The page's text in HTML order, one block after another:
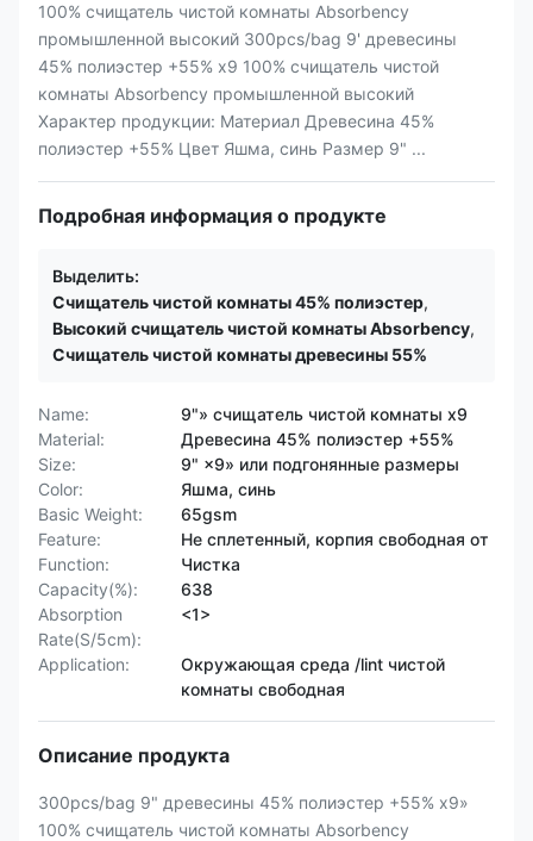
100% счищатель чистой комнаты Absorbency
промышленной высокий 300pcs/bag 9' древесины
45% полиэстер +55% x9 100% счищатель чистой
комнаты Absorbency промышленной высокий
Характер продукции: Материал Древесина 45%
полиэстер +55% Цвет Яшма, синь Размер 9" ...
Подробная информация о продукте
Выделить:
Счищатель чистой комнаты 45% полиэстер,
Высокий счищатель чистой комнаты Absorbency,
Счищатель чистой комнаты древесины 55%
Name:
9"» счищатель чистой комнаты x9
Material:
Древесина 45% полиэстер +55%
Size:
9" ×9» или подгонянные размеры
Color:
Яшма, синь
Basic Weight:
65gsm
Feature:
Не сплетенный, корпия свободная от
Function:
Чистка
Capacity(%):
638
Absorption
Rate(S/5cm):
<1>
Application:
Окружающая среда /lint чистой
комнаты свободная
Описание продукта
300pcs/bag 9" древесины 45% полиэстер +55% x9»
100% счищатель чистой комнаты Absorbency